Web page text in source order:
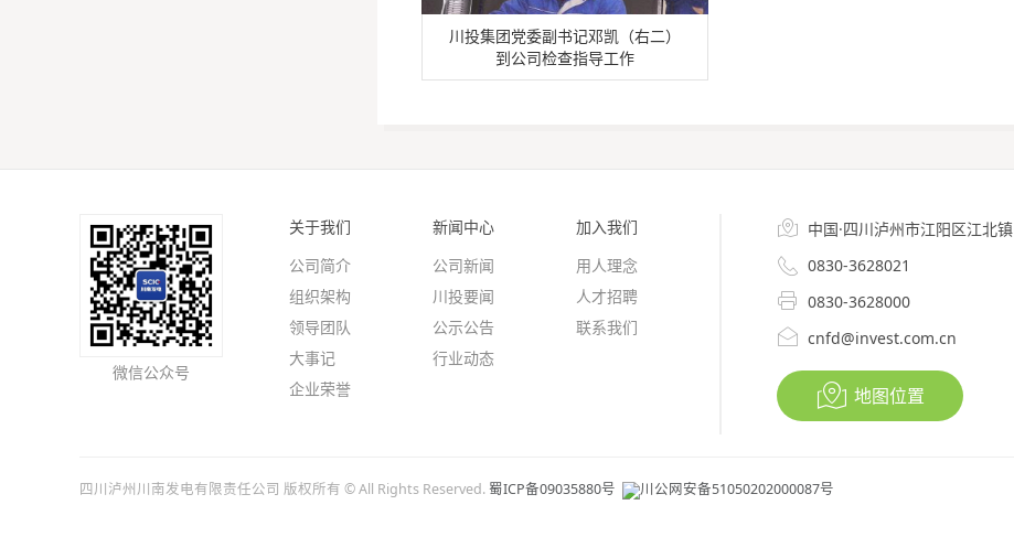
川投集团党委副书记邓凯（右二）
到公司检查指导工作
微信公众号
关于我们
公司简介
组织架构
领导团队
大事记
企业荣誉
新闻中心
公司新闻
川投要闻
公示公告
行业动态
加入我们
用人理念
人才招聘
联系我们
 中国·四川泸州市江阳区江北镇
 0830-3628021
 0830-3628000
 cnfd@invest.com.cn
 地图位置
四川泸州川南发电有限责任公司 版权所有 © All Rights Reserved. 蜀ICP备09035880号 川公网安备51050202000087号